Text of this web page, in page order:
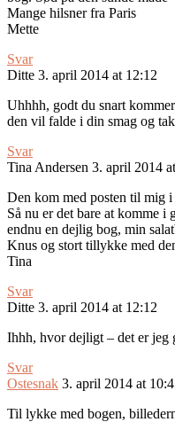
Mange hilsner fra Paris
Mette
Svar
Ditte 3. april 2014 at 12:12
Uhhhh, godt du snart
den vil falde i din smag og
Svar
Tina Andersen 3. april 2014
Den kom med posten til mig i
Så nu er det bare at komme
endnu en dejlig bog, min
Knus og stort tillykke med
Tina
Svar
Ditte 3. april 2014 at 12:12
Ihhh, hvor dejligt – det er jeg
Svar
Ostesnak 3. april 2014 at
Til lykke med bogen,